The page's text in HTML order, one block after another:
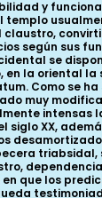
y
templo
según sus
se
en la oriental
Como se
muy
intensas
siglo XX,
triabsidal,
que los